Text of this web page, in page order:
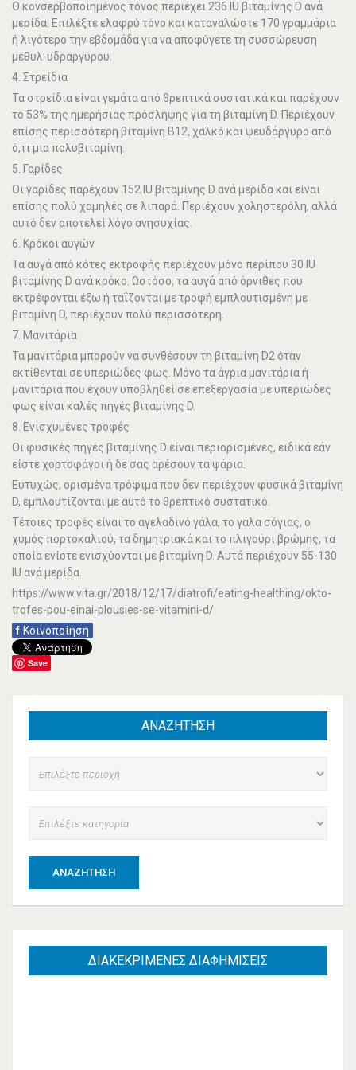
Ο κονσερβοποιημένος τόνος περιέχει 236 IU βιταμίνης D ανά
μερίδα. Επιλέξτε ελαφρύ τόνο και καταναλώστε 170 γραμμάρια
ή λιγότερο την εβδομάδα για να αποφύγετε τη συσσώρευση
μεθυλ-υδραργύρου.
4. Στρείδια
Τα στρείδια είναι γεμάτα από θρεπτικά συστατικά και παρέχουν
το 53% της ημερήσιας πρόσληψης για τη βιταμίνη D. Περιέχουν
επίσης περισσότερη βιταμίνη Β12, χαλκό και ψευδάργυρο από
ό,τι μια πολυβιταμίνη.
5. Γαρίδες
Οι γαρίδες παρέχουν 152 IU βιταμίνης D ανά μερίδα και είναι
επίσης πολύ χαμηλές σε λιπαρά. Περιέχουν χοληστερόλη, αλλά
αυτό δεν αποτελεί λόγο ανησυχίας.
6. Κρόκοι αυγών
Τα αυγά από κότες εκτροφής περιέχουν μόνο περίπου 30 IU
βιταμίνης D ανά κρόκο. Ωστόσο, τα αυγά από όρνιθες που
εκτρέφονται έξω ή ταΐζονται με τροφή εμπλουτισμένη με
βιταμίνη D, περιέχουν πολύ περισσότερη.
7. Μανιτάρια
Τα μανιτάρια μπορούν να συνθέσουν τη βιταμίνη D2 όταν
εκτίθενται σε υπεριώδες φως. Μόνο τα άγρια μανιτάρια ή
μανιτάρια που έχουν υποβληθεί σε επεξεργασία με υπεριώδες
φως είναι καλές πηγές βιταμίνης D.
8. Ενισχυμένες τροφές
Οι φυσικές πηγές βιταμίνης D είναι περιορισμένες, ειδικά εάν
είστε χορτοφάγοι ή δε σας αρέσουν τα ψάρια.
Ευτυχώς, ορισμένα τρόφιμα που δεν περιέχουν φυσικά βιταμίνη
D, εμπλουτίζονται με αυτό το θρεπτικό συστατικό.
Τέτοιες τροφές είναι το αγελαδινό γάλα, το γάλα σόγιας, ο
χυμός πορτοκαλιού, τα δημητριακά και το πλιγούρι βρώμης, τα
οποία ενίοτε ενισχύονται με βιταμίνη D. Αυτά περιέχουν 55-130
IU ανά μερίδα.
https://www.vita.gr/2018/12/17/diatrofi/eating-healthing/okto-
trofes-pou-einai-plousies-se-vitamini-d/
f Κοινοποίηση
Save
ΑΝΑΖΗΤΗΣΗ
ΑΝΑΖΉΤΗΣΗ
ΔΙΑΚΕΚΡΙΜΕΝΕΣ ΔΙΑΦΗΜΙΣΕΙΣ